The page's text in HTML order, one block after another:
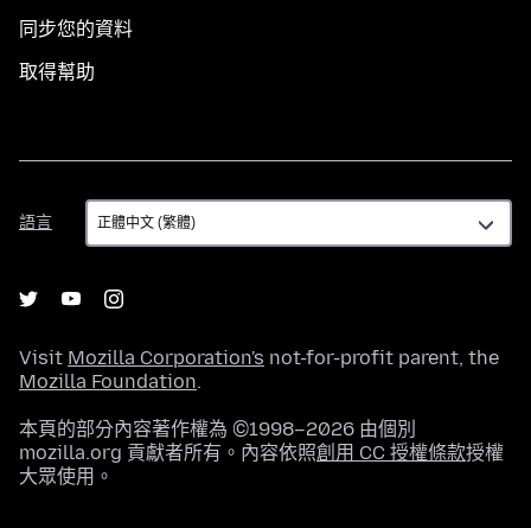
同步您的資料
取得幫助
語言
語
言
Visit Mozilla Corporation's not-for-profit parent, the
Mozilla Foundation.
本頁的部分內容著作權為 ©1998–2026 由個別
mozilla.org 貢獻者所有。內容依照創用 CC 授權條款授權
大眾使用。